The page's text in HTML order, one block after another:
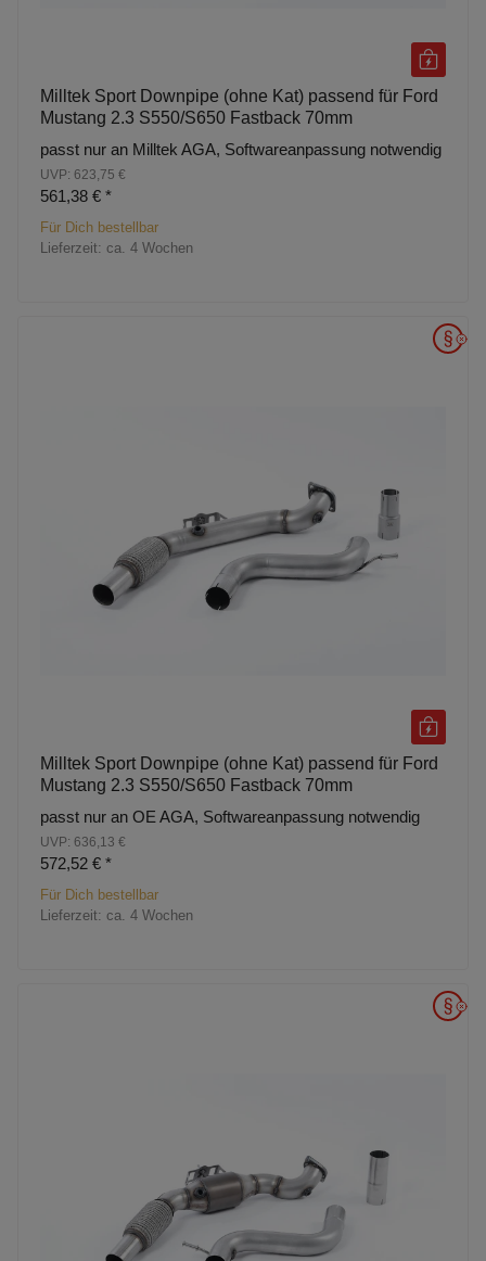
Milltek Sport Downpipe (ohne Kat) passend für Ford
Mustang 2.3 S550/S650 Fastback 70mm
passt nur an Milltek AGA, Softwareanpassung notwendig
UVP: 623,75 €
561,38 € *
Für Dich bestellbar
Lieferzeit: ca. 4 Wochen
Milltek Sport Downpipe (ohne Kat) passend für Ford
Mustang 2.3 S550/S650 Fastback 70mm
passt nur an OE AGA, Softwareanpassung notwendig
UVP: 636,13 €
572,52 € *
Für Dich bestellbar
Lieferzeit: ca. 4 Wochen